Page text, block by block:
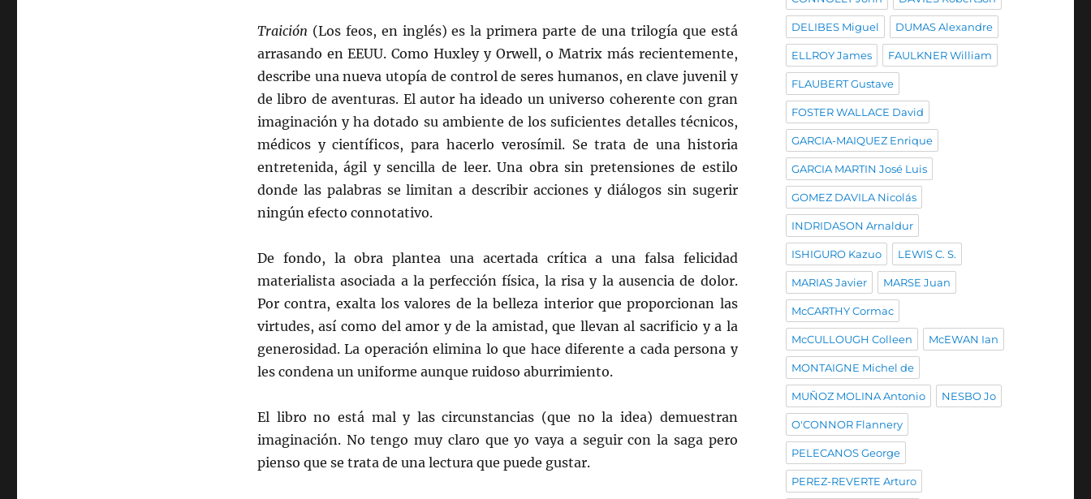
Traición (Los feos, en inglés) es la primera parte de una trilogía que está
arrasando en EEUU. Como Huxley y Orwell, o Matrix más recientemente,
describe una nueva utopía de control de seres humanos, en clave juvenil y
de libro de aventuras. El autor ha ideado un universo coherente con gran
imaginación y ha dotado su ambiente de los suficientes detalles técnicos,
médicos y científicos, para hacerlo verosímil. Se trata de una historia
entretenida, ágil y sencilla de leer. Una obra sin pretensiones de estilo
donde las palabras se limitan a describir acciones y diálogos sin sugerir
ningún efecto connotativo.
De fondo, la obra plantea una acertada crítica a una falsa felicidad
materialista asociada a la perfección física, la risa y la ausencia de dolor.
Por contra, exalta los valores de la belleza interior que proporcionan las
virtudes, así como del amor y de la amistad, que llevan al sacrificio y a la
generosidad. La operación elimina lo que hace diferente a cada persona y
les condena un uniforme aunque ruidoso aburrimiento.
El libro no está mal y las circunstancias (que no la idea) demuestran
imaginación. No tengo muy claro que yo vaya a seguir con la saga pero
pienso que se trata de una lectura que puede gustar.
DELIBES Miguel DUMAS Alexandre
ELLROY James FAULKNER William
FLAUBERT Gustave
FOSTER WALLACE David
GARCIA-MAIQUEZ Enrique
GARCIA MARTIN José Luis
GOMEZ DAVILA Nicolás
INDRIDASON Arnaldur
ISHIGURO Kazuo LEWIS C. S.
MARIAS Javier MARSE Juan
McCARTHY Cormac
McCULLOUGH Colleen McEWAN Ian
MONTAIGNE Michel de
MUÑOZ MOLINA Antonio NESBO Jo
O'CONNOR Flannery
PELECANOS George
PEREZ-REVERTE Arturo